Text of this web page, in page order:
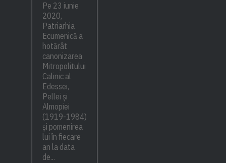
Pe 23 iunie
2020,
Patriarhia
Ecumenică a
hotărât
canonizarea
Mitropolitului
Calinic al
Edessei,
Pellei și
Almopiei
(1919-1984)
și pomenirea
lui în fiecare
an la data
de...